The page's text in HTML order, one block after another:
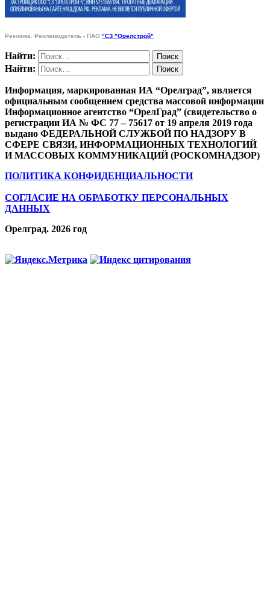
Реклама. Рекламодатель - ПАО "СЗ "Орелстрой"
Найти:
Найти:
Информация, маркированная ИА “Орелград”, является
официальным сообщением средства массовой информации
Информационное агентство “ОрелГрад” (свидетельство о
регистрации ИА № ФС 77 – 75617 от 19 апреля 2019 года
выдано ФЕДЕРАЛЬНОЙ СЛУЖБОЙ ПО НАДЗОРУ В
СФЕРЕ СВЯЗИ, ИНФОРМАЦИОННЫХ ТЕХНОЛОГИЙ
И МАССОВЫХ КОММУНИКАЦИЙ (РОСКОМНАДЗОР)
ПОЛИТИКА КОНФИДЕНЦИАЛЬНОСТИ
СОГЛАСИЕ НА ОБРАБОТКУ ПЕРСОНАЛЬНЫХ
ДАННЫХ
Орелград. 2026 год